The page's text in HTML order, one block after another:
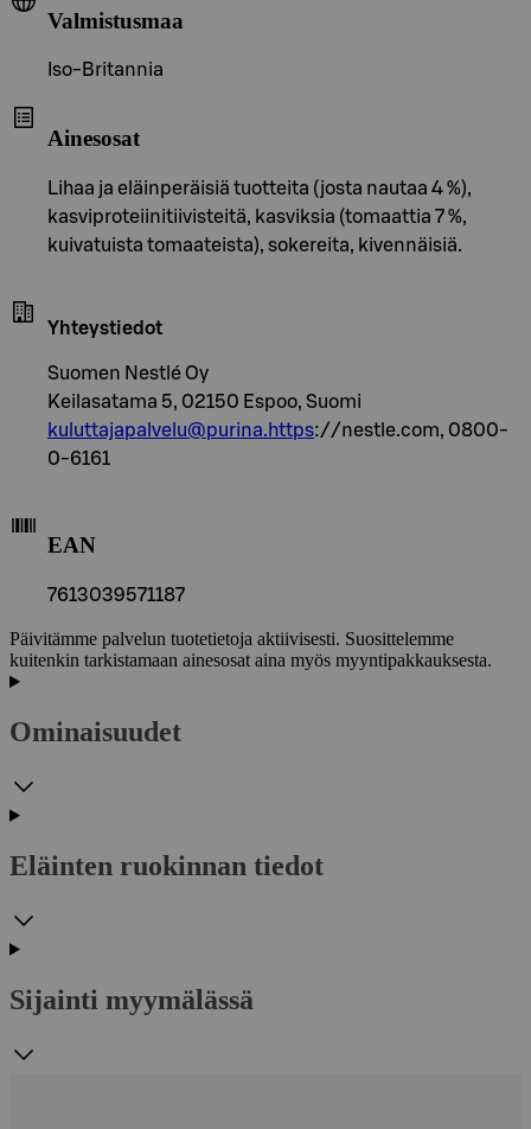
Valmistusmaa
Iso-Britannia
Ainesosat
Lihaa ja eläinperäisiä tuotteita (josta nautaa 4 %),
kasviproteiinitiivisteitä, kasviksia (tomaattia 7 %,
kuivatuista tomaateista), sokereita, kivennäisiä.
Yhteystiedot
Suomen Nestlé Oy
Keilasatama 5, 02150 Espoo, Suomi
kuluttajapalvelu@purina.https://nestle.com, 0800-
0-6161
EAN
7613039571187
Päivitämme palvelun tuotetietoja aktiivisesti. Suosittelemme
kuitenkin tarkistamaan ainesosat aina myös myyntipakkauksesta.
Ominaisuudet
Eläinten ruokinnan tiedot
Sijainti myymälässä